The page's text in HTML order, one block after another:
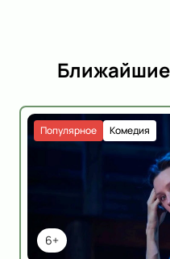
6+
Комедия
Популярное